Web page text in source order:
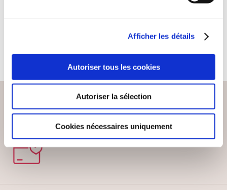
Afficher les détails
Autoriser tous les cookies
Autoriser la sélection
Cookies nécessaires uniquement
PAIEMENT SÉCURISÉ
Remises quantités jusqu'à -42%